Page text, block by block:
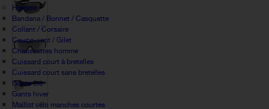
Homme
Bandana / Bonnet / Casquette
Collant / Corsaire
Coupe-vent / Gilet
Chaussettes homme
Cuissard court à bretelles
Cuissard court sans bretelles
Gants été
Gants hiver
Maillot vélo manches courtes